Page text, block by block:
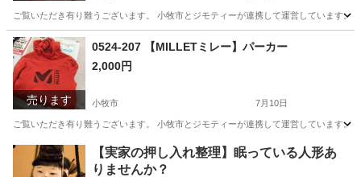
ご覧いただき有り難うございます。 小牧市とジモティーが連携して運営していま
愛知 小牧市
売ります
0524-207 【MILLETミレー】パーカー
2,000円
小牧市 7月10日
ご覧いただき有り難うございます。 小牧市とジモティーが連携して運営していま
愛知 小牧市 パーカー リユース
【実家の押し入れ整理】眠っている人形あ
りませんか？